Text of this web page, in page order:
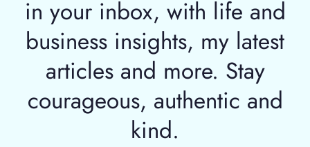
in your inbox, with life and
business insights, my latest
articles and more. Stay
courageous, authentic and
kind.